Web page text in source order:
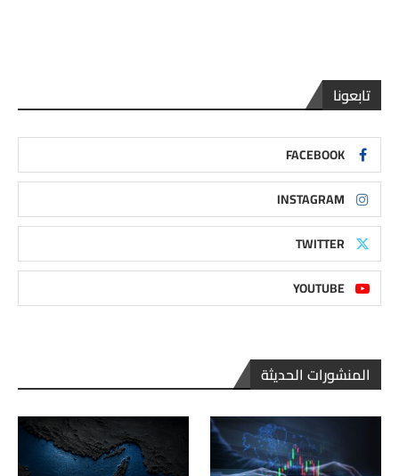
تابعونا
FACEBOOK
INSTAGRAM
TWITTER
YOUTUBE
المنشورات الحديثة